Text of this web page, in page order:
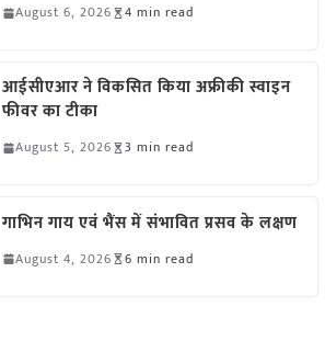
August 6, 2026 4 min read
आईसीएआर ने विकसित किया अफ्रीकी स्वाइन
फीवर का टीका
August 5, 2026 3 min read
गाभिन गाय एवं भैंस में संभावित प्रसव के लक्षण
August 4, 2026 6 min read